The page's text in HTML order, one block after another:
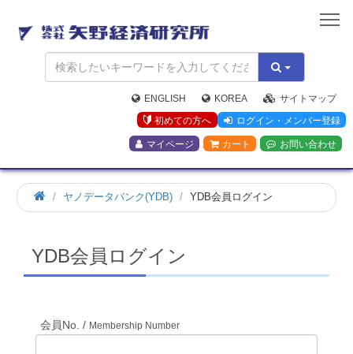
矢
野
経
済
研
究
所
ENGLISH KOREA
サイトマップ
初めての方へ
ログイン・メンバー登録
マイページ カート お問い合わせ
ホ
ー
ヤノデータバンク(YDB) YDB会員ログイン
YDB会員ログイン
会員No. / Membership Number